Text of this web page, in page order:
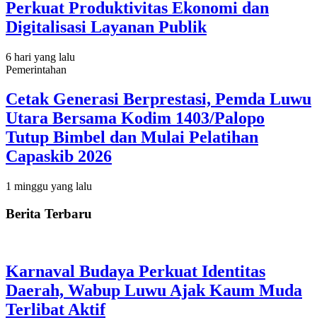
Perkuat Produktivitas Ekonomi dan
Digitalisasi Layanan Publik
6 hari yang lalu
Pemerintahan
Cetak Generasi Berprestasi, Pemda Luwu
Utara Bersama Kodim 1403/Palopo
Tutup Bimbel dan Mulai Pelatihan
Capaskib 2026
1 minggu yang lalu
Berita Terbaru
Karnaval Budaya Perkuat Identitas
Daerah, Wabup Luwu Ajak Kaum Muda
Terlibat Aktif